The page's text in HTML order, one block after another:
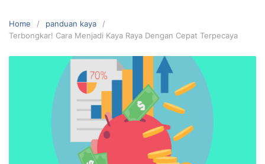
Home
panduan kaya
Terbongkar! Cara Menjadi Kaya Raya Dengan Cepat Terpecaya